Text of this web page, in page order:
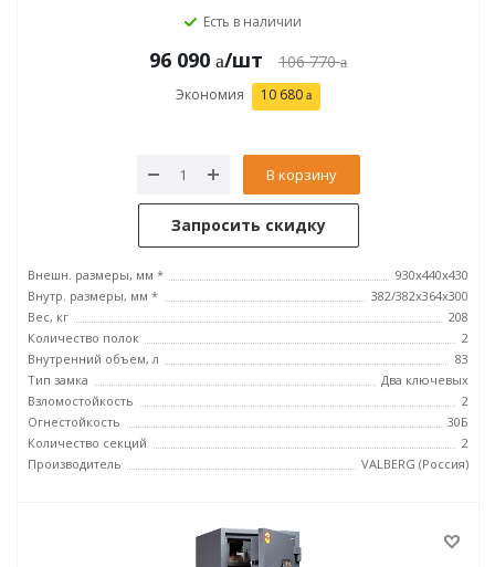
Есть в наличии
96 090 /шт 106 770
Экономия 10 680
В корзину
Запросить скидку
Внешн. размеры, мм *
930x440x430
Внутр. размеры, мм *
382/382x364x300
Вес, кг
208
Количество полок
2
Внутренний объем, л
83
Тип замка
Два ключевых
Взломостойкость
2
Огнестойкость
30Б
Количество секций
2
Производитель
VALBERG (Россия)